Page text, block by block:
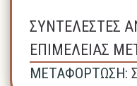
ΣΥΝΤΕΛΕΣΤΕΣ
ΕΠΙΜΕΛΕΙΑΣ
ΜΕΤΑΦΟΡΤΩΣΗ: